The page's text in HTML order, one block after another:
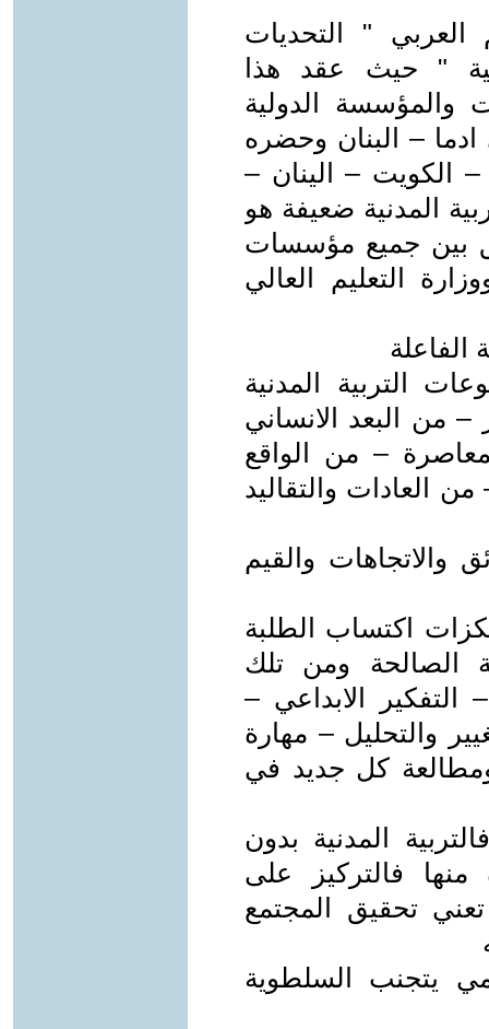
العربي " التحديات
" حيث عقد هذا
والمؤسسة الدولية
في ايلول 1994 في ادما – البنان وحضره
الكويت – الينان –
المدنية ضعيفة هو
بين جميع مؤسسات
التعليم العالي
الفاعلة
التربية المدنية
من البعد الانساني
– من الواقع
العادات والتقاليد
والاتجاهات والقيم
اكتساب الطلبة
الصالحة ومن تلك
التفكير الابداعي –
والتحليل – مهارة
كل جديد في
المدنية بدون
منها فالتركيز على
تعني تحقيق المجتمع
يتجنب السلطوية